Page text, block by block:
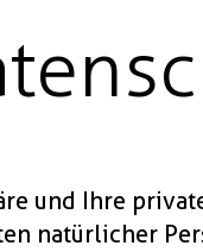
und Ihre
natürlicher